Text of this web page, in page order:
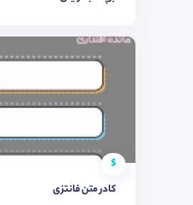
$
کادر متن فانتزی